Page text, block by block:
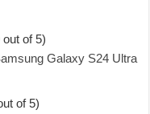
out of 5)
Galaxy S24 Ultra
of 5)